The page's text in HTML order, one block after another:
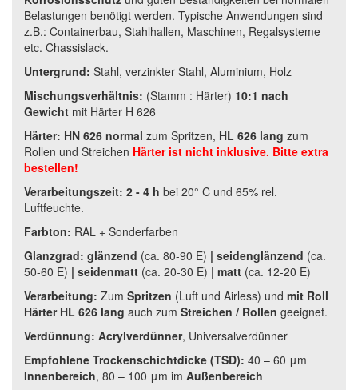
Belastungen benötigt werden. Typische Anwendungen sind
z.B.: Containerbau, Stahlhallen, Maschinen, Regalsysteme
etc. Chassislack.
Untergrund: Stahl, verzinkter Stahl, Aluminium, Holz
Mischungsverhältnis: (Stamm : Härter) 10:1 nach
Gewicht mit Härter H 626
Härter: HN 626 normal zum Spritzen, HL 626 lang zum
Rollen und Streichen Härter ist nicht inklusive. Bitte extra
bestellen!
Verarbeitungszeit: 2 - 4 h bei 20° C und 65% rel.
Luftfeuchte.
Farbton: RAL + Sonderfarben
Glanzgrad: glänzend (ca. 80-90 E) | seidenglänzend (ca.
50-60 E) | seidenmatt (ca. 20-30 E) | matt (ca. 12-20 E)
Verarbeitung: Zum Spritzen (Luft und Airless) und mit Roll
Härter HL 626 lang auch zum Streichen / Rollen geeignet.
Verdünnung: Acrylverdünner, Universalverdünner
Empfohlene Trockenschichtdicke (TSD): 40 – 60 μm
Innenbereich, 80 – 100 μm im Außenbereich